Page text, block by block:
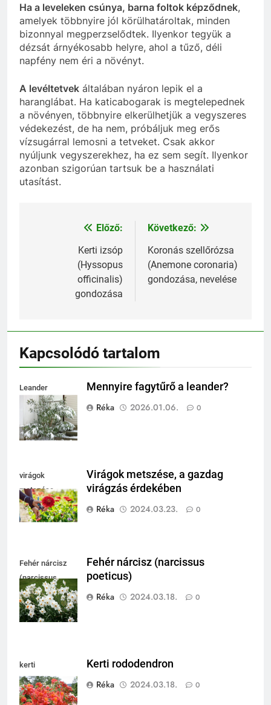
Ha a leveleken csúnya, barna foltok képződnek,
amelyek többnyire jól körülhatároltak, minden
bizonnyal megperzselődtek. Ilyenkor tegyük a
dézsát árnyékosabb helyre, ahol a tűző, déli
napfény nem éri a növényt.
A levéltetvek általában nyáron lepik el a
haranglábat. Ha katicabogarak is megtelepednek
a növényen, többnyire elkerülhetjük a vegyszeres
védekezést, de ha nem, próbáljuk meg erős
vízsugárral lemosni a tetveket. Csak akkor
nyúljunk vegyszerekhez, ha ez sem segít. Ilyenkor
azonban szigorúan tartsuk be a használati
utasítást.
Bejegyzés
navigáció
Előző:
Kerti izsóp
(Hyssopus
officinalis)
gondozása
Következő:
Koronás szellőrózsa
(Anemone coronaria)
gondozása, nevelése
Kapcsolódó tartalom
Leander
fagytűrése
Mennyire fagytűrő a leander?
Réka
2026.01.06. 0
virágok
metszése
Virágok metszése, a gazdag
virágzás érdekében
Réka
2024.03.23. 0
Fehér nárcisz
(narcissus
poeticus)
Fehér nárcisz (narcissus
poeticus)
Réka
2024.03.18. 0
kerti
rododendron
Kerti rododendron
Réka
2024.03.18. 0